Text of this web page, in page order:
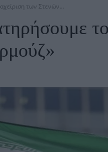
των Στενών...